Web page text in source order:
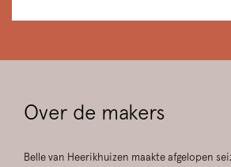
Over de makers
Belle van Heerikhuizen maakte afgelopen